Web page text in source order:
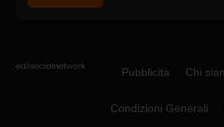
Pubblicità Chi
Condizioni Generali